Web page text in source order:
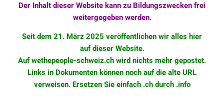
Der Inhalt dieser Website kann zu Bildungszwecken frei
weitergegeben werden.
Seit dem 21. März 2025 veröffentlichen wir alles hier
auf dieser Website.
Auf wethepeople-schweiz.ch wird nichts mehr gepostet.
Links in Dokumenten können noch auf die alte URL
verweisen. Ersetzen Sie einfach .ch durch .info